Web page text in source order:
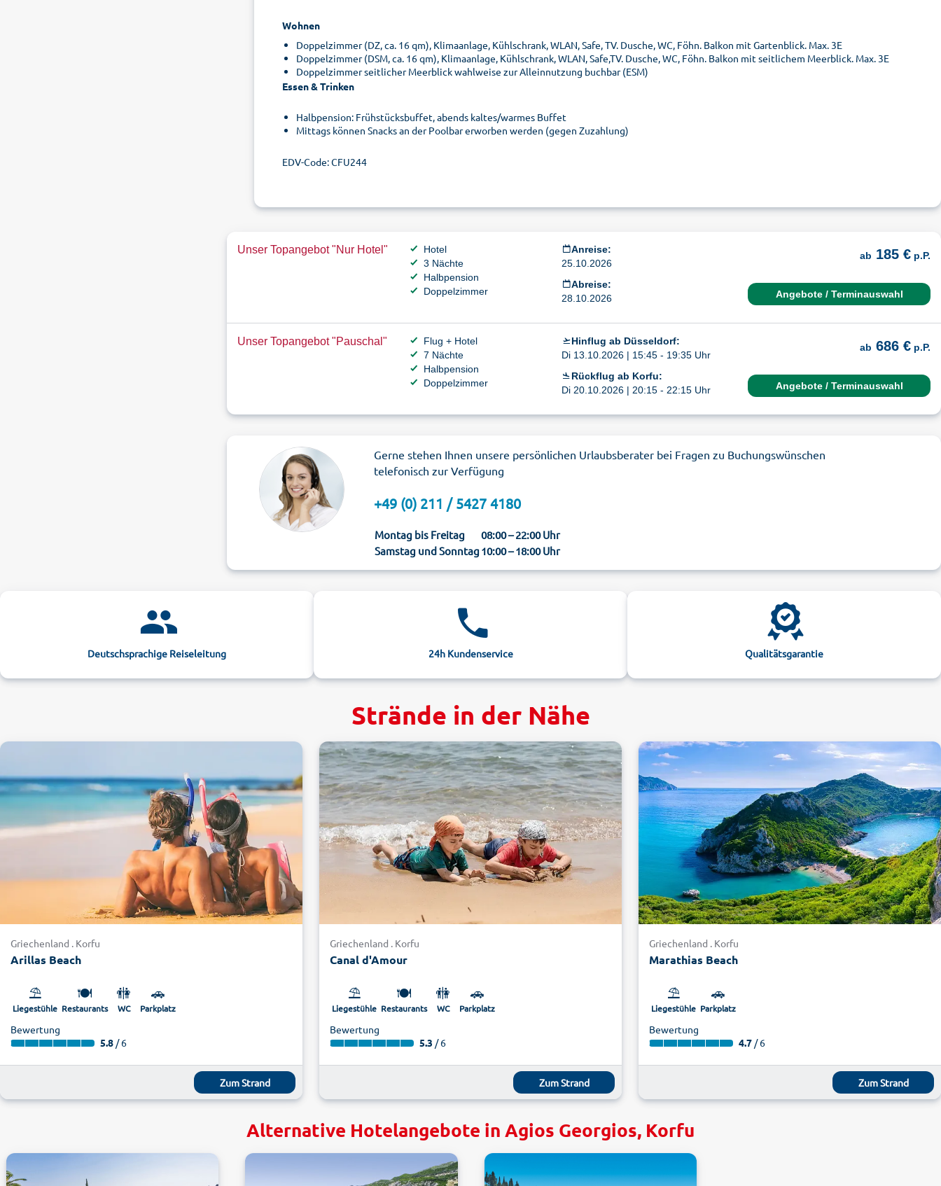
Wohnen
Doppelzimmer (DZ, ca. 16 qm), Klimaanlage, Kühlschrank, WLAN, Safe, TV. Dusche, WC, Föhn. Balkon mit Gartenblick. Max. 3E
Doppelzimmer (DSM, ca. 16 qm), Klimaanlage, Kühlschrank, WLAN, Safe,TV. Dusche, WC, Föhn. Balkon mit seitlichem Meerblick. Max. 3E
Doppelzimmer seitlicher Meerblick wahlweise zur Alleinnutzung buchbar (ESM)
Essen & Trinken
Halbpension: Frühstücksbuffet, abends kaltes/warmes Buffet
Mittags können Snacks an der Poolbar erworben werden (gegen Zuzahlung)
EDV-Code: CFU244
Unser Topangebot "Nur Hotel"
Hotel
3 Nächte
Halbpension
Doppelzimmer
Anreise:
25.10.2026
Abreise:
28.10.2026
ab 185 € p.P.
Angebote / Terminauswahl
Unser Topangebot "Pauschal"
Flug + Hotel
7 Nächte
Halbpension
Doppelzimmer
Hinflug ab Düsseldorf:
Di 13.10.2026 | 15:45 - 19:35 Uhr
Rückflug ab Korfu:
Di 20.10.2026 | 20:15 - 22:15 Uhr
ab 686 € p.P.
Angebote / Terminauswahl
Gerne stehen Ihnen unsere persönlichen Urlaubsberater bei Fragen zu Buchungswünschen
telefonisch zur Verfügung
+49 (0) 211 / 5427 4180
Montag bis Freitag
08:00 – 22:00 Uhr
Samstag und Sonntag10:00 – 18:00 Uhr
Deutschsprachige Reiseleitung 24h Kundenservice Qualitätsgarantie
Strände in der Nähe
Griechenland . Korfu
Arillas Beach
⛱️
Liegestühle
🍽️
Restaurants
🚻
WC
🚗
Parkplatz
Bewertung
5.8 / 6
Zum Strand
Griechenland . Korfu
Canal d'Amour
⛱️
Liegestühle
🍽️
Restaurants
🚻
WC
🚗
Parkplatz
Bewertung
5.3 / 6
Zum Strand
Griechenland . Korfu
Marathias Beach
⛱️
Liegestühle
🚗
Parkplatz
Bewertung
4.7 / 6
Zum Strand
Alternative Hotelangebote in Agios Georgios, Korfu